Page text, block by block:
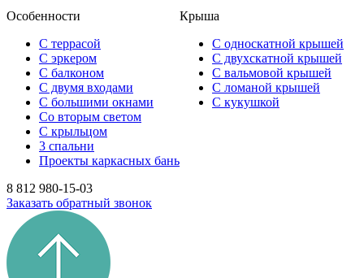
Особенности
С террасой
С эркером
С балконом
С двумя входами
С большими окнами
Со вторым светом
С крыльцом
3 спальни
Проекты каркасных бань
Крыша
С односкатной крышей
С двухскатной крышей
С вальмовой крышей
С ломаной крышей
С кукушкой
8 812 980-15-03
Заказать обратный звонок